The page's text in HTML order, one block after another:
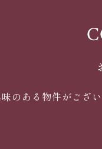
のある物件がござ